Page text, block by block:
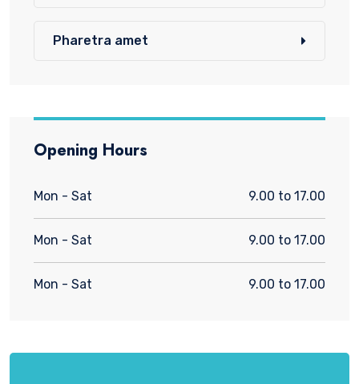
Pharetra amet
Opening Hours
Mon - Sat 9.00 to 17.00
Mon - Sat 9.00 to 17.00
Mon - Sat 9.00 to 17.00